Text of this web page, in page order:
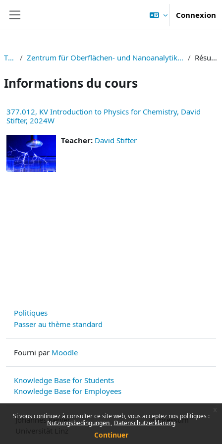
Si vous continuez à consulter ce site web, vous acceptez nos politiques :
Nutzungsbedingungen Datenschutzerklärung
Continuer
Connexion
TNF Zentrum für Oberflächen- und Nanoanalytik (ZONA) Résumé
Informations du cours
377.012, KV Introduction to Physics for Chemistry, David
Stifter, 2024W
Teacher: David Stifter
Politiques
Passer au thème standard
Fourni par Moodle
Knowledge Base for Students
Knowledge Base for Employees
Johannes Kepler
Impressum